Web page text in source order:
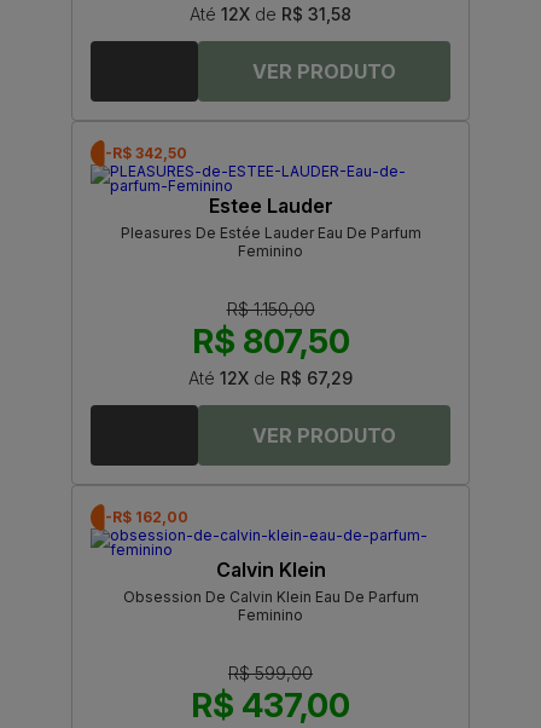
Até 12X de R$ 31,58
-R$ 342,50
Estee Lauder
Pleasures De Estée Lauder Eau De Parfum
Feminino
R$ 1.150,00
R$ 807,50
Até 12X de R$ 67,29
-R$ 162,00
Calvin Klein
Obsession De Calvin Klein Eau De Parfum
Feminino
R$ 599,00
R$ 437,00